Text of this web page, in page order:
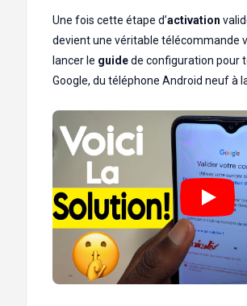
Une fois cette étape d’activation
devient une véritable télécommande
lancer le guidede configuration pour
Google, du téléphone Android neuf à